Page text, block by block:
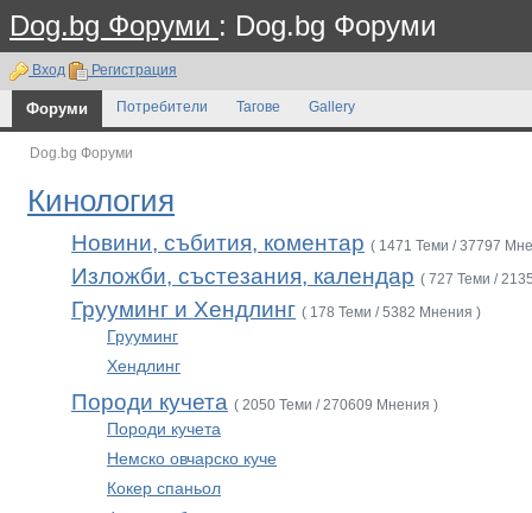
Dog.bg Форуми : Dog.bg Форуми
Вход Регистрация
Форуми Потребители Тагове Gallery
Dog.bg Форуми
Кинология
Новини, събития, коментар ( 1471 Теми / 37797
Изложби, състезания, календар ( 727 Теми /
Грууминг и Хендлинг ( 178 Теми / 5382 Мнения )
Грууминг
Хендлинг
Породи кучета ( 2050 Теми / 270609 Мнения )
Породи кучета
Немско овчарско куче
Кокер спаньол